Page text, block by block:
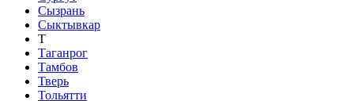
Сызрань
Сыктывкар
Т
Таганрог
Тамбов
Тверь
Тольятти